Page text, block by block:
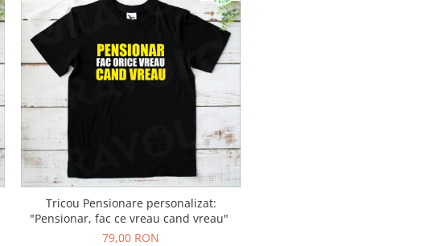
Tricou Pensionare personalizat:
"Pensionar, fac ce vreau cand vreau"
79,00 RON